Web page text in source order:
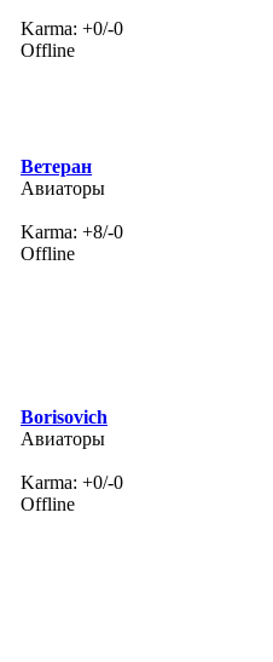
Karma: +0/-0
Offline
Ветеран
Авиаторы
Karma: +8/-0
Offline
Borisovich
Авиаторы
Karma: +0/-0
Offline